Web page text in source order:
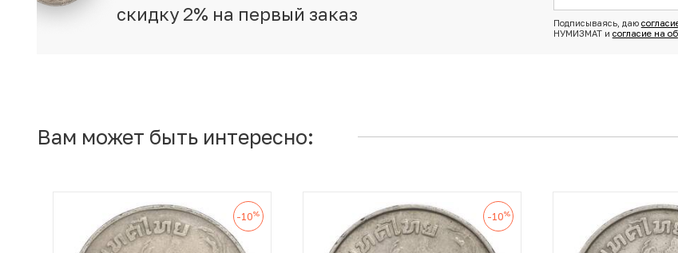
скидку 2% на первый заказ
Подписываясь, даю
НУМИЗМАТ и согласие на
Вам может быть интересно:
-10% -10%